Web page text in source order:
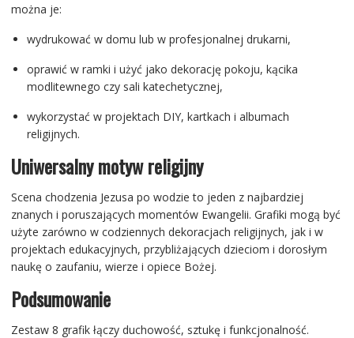
można je:
wydrukować w domu lub w profesjonalnej drukarni,
oprawić w ramki i użyć jako dekorację pokoju, kącika
modlitewnego czy sali katechetycznej,
wykorzystać w projektach DIY, kartkach i albumach
religijnych.
Uniwersalny motyw religijny
Scena chodzenia Jezusa po wodzie to jeden z najbardziej
znanych i poruszających momentów Ewangelii. Grafiki mogą być
użyte zarówno w codziennych dekoracjach religijnych, jak i w
projektach edukacyjnych, przybliżających dzieciom i dorosłym
naukę o zaufaniu, wierze i opiece Bożej.
Podsumowanie
Zestaw 8 grafik łączy duchowość, sztukę i funkcjonalność.